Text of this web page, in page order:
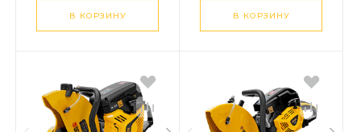
В КОРЗИНУ В КОРЗИНУ